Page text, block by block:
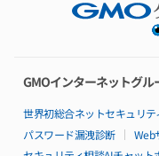
パートナー制度
特長
料金
仕様・機能
構成例
GMOインターネットグ
世界初総合ネットセキュリテ
パスワード漏洩診断
Web